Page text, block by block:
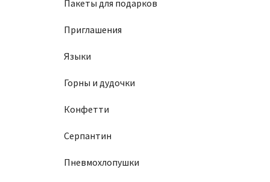
Пакеты для подарков
Приглашения
Языки
Горны и дудочки
Конфетти
Серпантин
Пневмохлопушки